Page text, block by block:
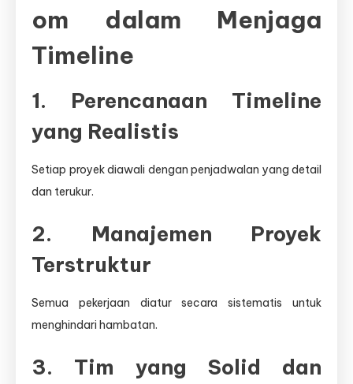
om dalam Menjaga
Timeline
1. Perencanaan Timeline
yang Realistis
Setiap proyek diawali dengan penjadwalan yang detail
dan terukur.
2. Manajemen Proyek
Terstruktur
Semua pekerjaan diatur secara sistematis untuk
menghindari hambatan.
3. Tim yang Solid dan